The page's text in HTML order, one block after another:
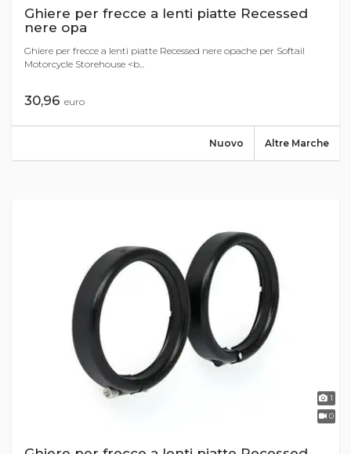
Ghiere per frecce a lenti piatte Recessed
nere opa
Ghiere per frecce a lenti piatte Recessed nere opache per Softail
Motorcycle Storehouse <b...
30,96 euro
Altre Marche
Nuovo
1
0